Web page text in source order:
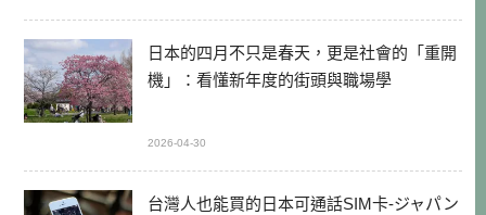
日本的四月不只是春天，更是社會的「重開
機」：看懂新年度的街頭與職場學
2026-04-30
台灣人也能買的日本可通話SIM卡-ジャパン